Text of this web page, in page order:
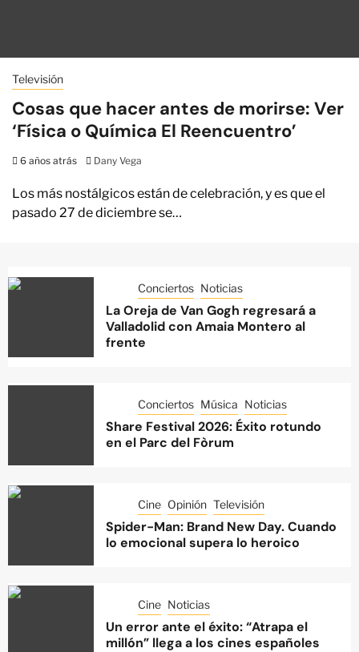
Televisión
Cosas que hacer antes de morirse: Ver
‘Física o Química El Reencuentro’
6 años atrás Dany Vega
Los más nostálgicos están de celebración, y es que el
pasado 27 de diciembre se…
Conciertos Noticias
La Oreja de Van Gogh regresará a
Valladolid con Amaia Montero al
frente
Conciertos Música Noticias
Share Festival 2026: Éxito rotundo
en el Parc del Fòrum
Cine Opinión Televisión
Spider-Man: Brand New Day. Cuando
lo emocional supera lo heroico
Cine Noticias
Un error ante el éxito: “Atrapa el
millón” llega a los cines españoles